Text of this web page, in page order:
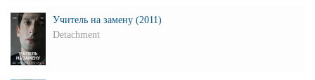
Учитель на замену (2011)
Detachment